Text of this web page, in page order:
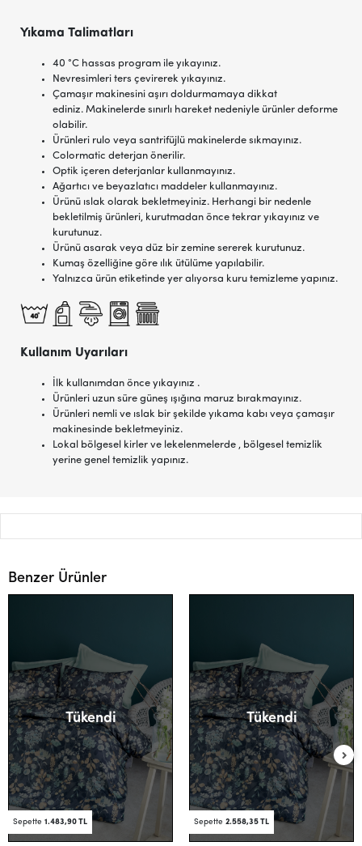
Yıkama Talimatları
40 °C hassas program ile yıkayınız.
Nevresimleri ters çevirerek yıkayınız.
Çamaşır makinesini aşırı doldurmamaya dikkat
ediniz. Makinelerde sınırlı hareket nedeniyle ürünler deforme
olabilir.
Ürünleri rulo veya santrifüjlü makinelerde sıkmayınız.
Colormatic deterjan önerilir.
Optik içeren deterjanlar kullanmayınız.
Ağartıcı ve beyazlatıcı maddeler kullanmayınız.
Ürünü ıslak olarak bekletmeyiniz. Herhangi bir nedenle
bekletilmiş ürünleri, kurutmadan önce tekrar yıkayınız ve
kurutunuz.
Ürünü asarak veya düz bir zemine sererek kurutunuz.
Kumaş özelliğine göre ılık ütülüme yapılabilir.
Yalnızca ürün etiketinde yer alıyorsa kuru temizleme yapınız.
Kullanım Uyarıları
İlk kullanımdan önce yıkayınız .
Ürünleri uzun süre güneş ışığına maruz bırakmayınız.
Ürünleri nemli ve ıslak bir şekilde yıkama kabı veya çamaşır
makinesinde bekletmeyiniz.
Lokal bölgesel kirler ve lekelenmelerde , bölgesel temizlik
yerine genel temizlik yapınız.
Benzer Ürünler
Sepette 1.483,90 TL
Tükendi
Sepette 2.558,35 TL
Tükendi